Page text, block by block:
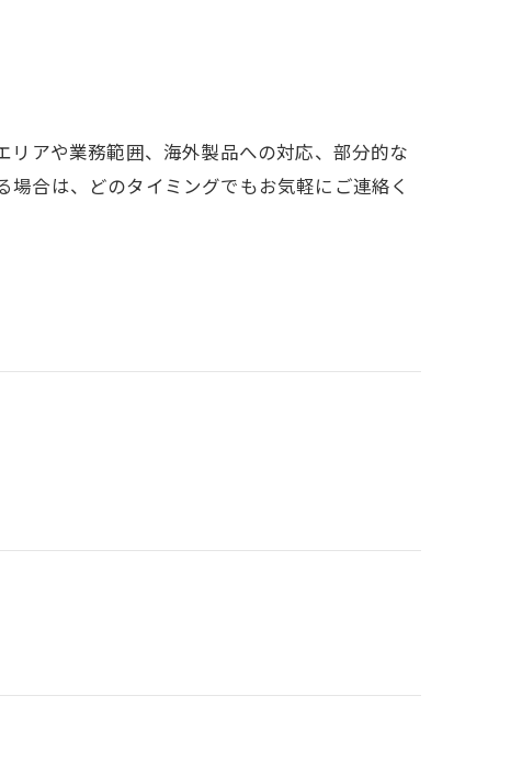
リアや業務範囲、海外製品への対応、部分的な
合は、どのタイミングでもお気軽にご連絡く